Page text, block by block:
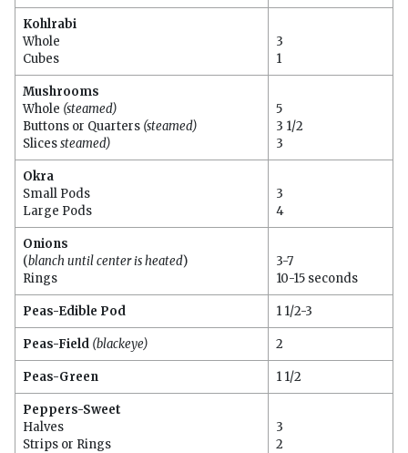
Kohlrabi
Whole
Cubes
3
1
Mushrooms
Whole (steamed)
Buttons or Quarters (steamed)
Slicessteamed)
5
3 1/2
3
Okra
Small Pods
Large Pods
3
4
Onions
(blanch until center is heated)
Rings
3-7
10-15 seconds
Peas-Edible Pod 1 1/2-3
Peas-Field (blackeye) 2
Peas-Green 1 1/2
Peppers-Sweet
Halves
Strips or Rings
3
2